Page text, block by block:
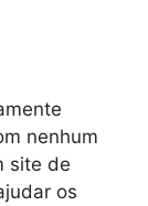
nenhum
site de
os